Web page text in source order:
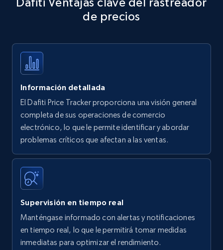
Title, Seller name, Brand, Description, Initial
35.3K+
Amazon products - find products by using
upc numbers
Title, Seller name, Brand, Description, Initial
price, Currency, Availability, Reviews count, and
35.3K+
Amazon Reviews
de precios
Información detallada
El Dafiti Price Tracker proporciona una visión general
completa de sus operaciones de comercio
electrónico, lo que le permite identificar y abordar
problemas críticos que afectan a las ventas.
Supervisión en tiempo real
Manténgase informado con alertas y notificaciones
en tiempo real, lo que le permitirá tomar medidas
inmediatas para optimizar el rendimiento.